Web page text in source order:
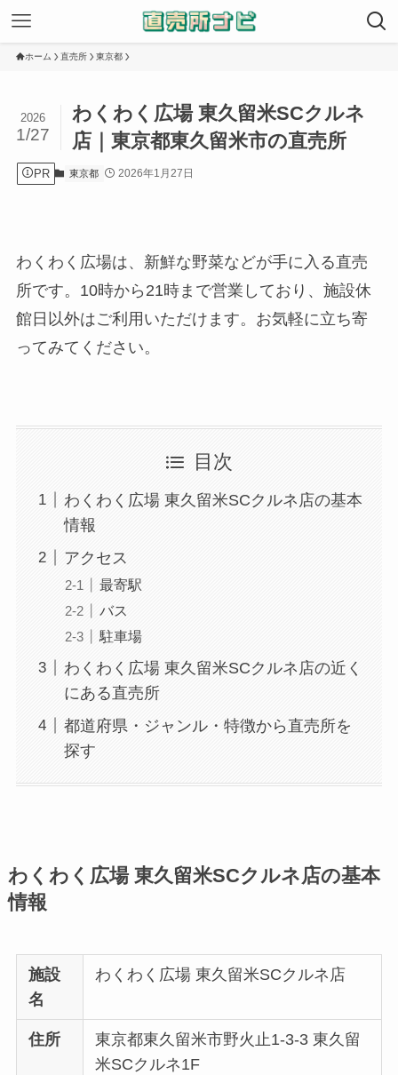
ホーム 直売所 東京都
わくわく広場 東久留米SCクルネ
店｜東京都東久留米市の直売所
2026
1/27
PR 東京都 2026年1月27日
わくわく広場は、新鮮な野菜などが手に入る直売
所です。10時から21時まで営業しており、施設休
館日以外はご利用いただけます。お気軽に立ち寄
ってみてください。
目次
わくわく広場 東久留米SCクルネ店の基本
情報
アクセス
最寄駅
バス
駐車場
わくわく広場 東久留米SCクルネ店の近く
にある直売所
都道府県・ジャンル・特徴から直売所を
探す
わくわく広場 東久留米SCクルネ店の基本
情報
施設
名
わくわく広場 東久留米SCクルネ店
住所
東京都東久留米市野火止1-3-3 東久留
米SCクルネ1F